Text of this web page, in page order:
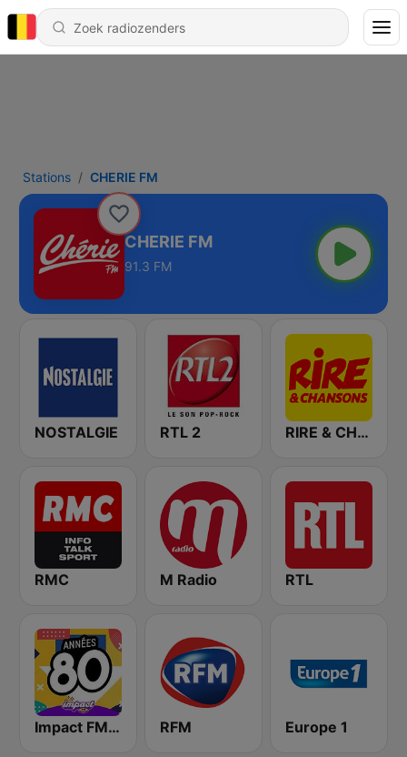
Stations CHERIE FM
CHERIE FM
91.3 FM
NOSTALGIE RTL 2 RIRE & CHANSONS
RMC M Radio RTL
Impact FM - Années 80 RFM Europe 1